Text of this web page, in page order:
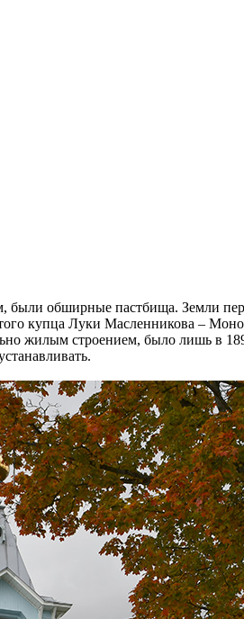
были обширные пастбища. Земли
купца Луки Масленникова –
жилым строением, было лишь в